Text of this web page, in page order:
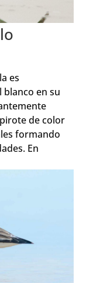
es
en su
de color
formando
En